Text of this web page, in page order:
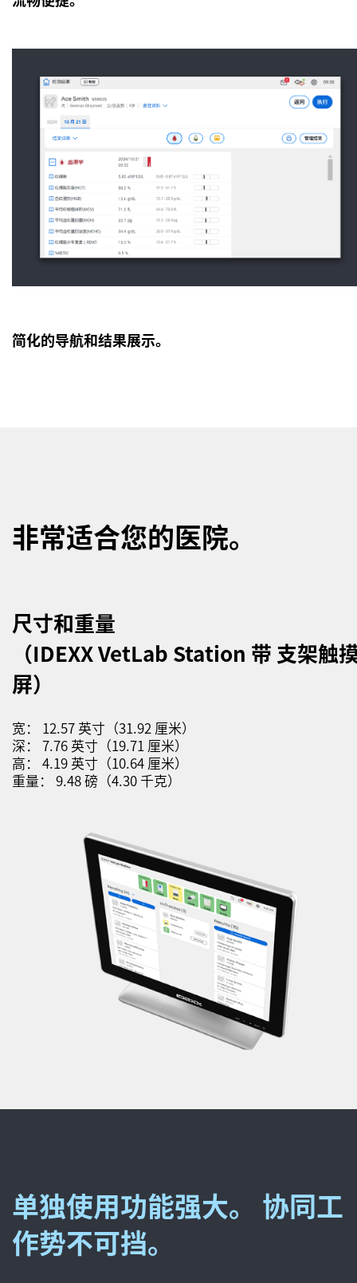
简化的导航和结果展示。
非常适合您的医院。
尺寸和重量
（IDEXX VetLab Station 带 支架触
屏）
宽： 12.57 英寸（31.92 厘米）
深： 7.76 英寸（19.71 厘米）
高： 4.19 英寸（10.64 厘米）
重量： 9.48 磅（4.30 千克）
单独使用功能强大。 协同工
作势不可挡。